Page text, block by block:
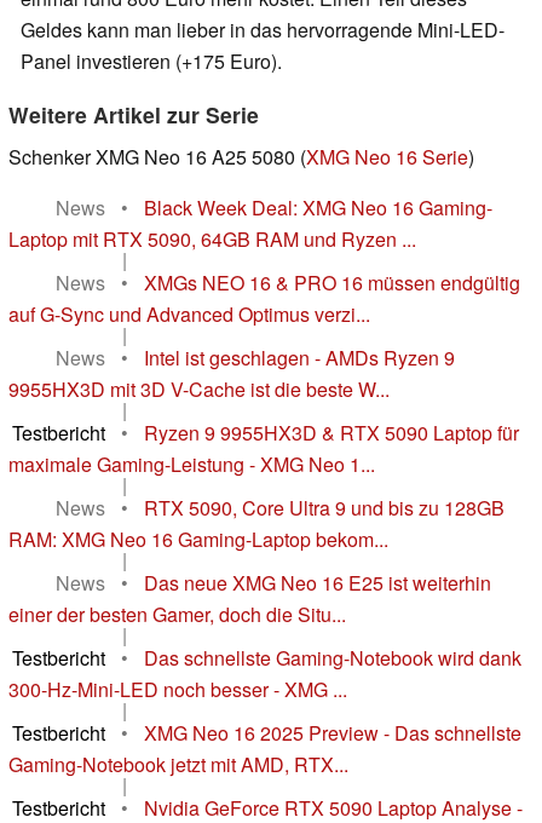
Geldes kann man lieber in das hervorragende Mini-LED-
Panel investieren (+175 Euro).
Weitere Artikel zur Serie
Schenker XMG Neo 16 A25 5080 (XMG Neo 16 Serie)
News
•
Black Week Deal: XMG Neo 16 Gaming-
Laptop mit RTX 5090, 64GB RAM und Ryzen ...
|
News
•
XMGs NEO 16 & PRO 16 müssen endgültig
auf G-Sync und Advanced Optimus verzi...
|
News
•
Intel ist geschlagen - AMDs Ryzen 9
9955HX3D mit 3D V-Cache ist die beste W...
|
Testbericht
•
Ryzen 9 9955HX3D & RTX 5090 Laptop für
maximale Gaming-Leistung - XMG Neo 1...
|
News
•
RTX 5090, Core Ultra 9 und bis zu 128GB
RAM: XMG Neo 16 Gaming-Laptop bekom...
|
News
•
Das neue XMG Neo 16 E25 ist weiterhin
einer der besten Gamer, doch die Situ...
|
Testbericht
•
Das schnellste Gaming-Notebook wird dank
300-Hz-Mini-LED noch besser - XMG ...
|
Testbericht
•
XMG Neo 16 2025 Preview - Das schnellste
Gaming-Notebook jetzt mit AMD, RTX...
|
Testbericht
•
Nvidia GeForce RTX 5090 Laptop Analyse -